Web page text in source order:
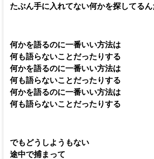
たぶん手に入れてない何かを探してる
何かを語るのに一番いい方法は
何も語らないことだったりする
何かを語るのに一番いい方法は
何も語らないことだったりする
何かを語るのに一番いい方法は
何も語らないことだったりする
でもどうしようもない
途中で捕まって